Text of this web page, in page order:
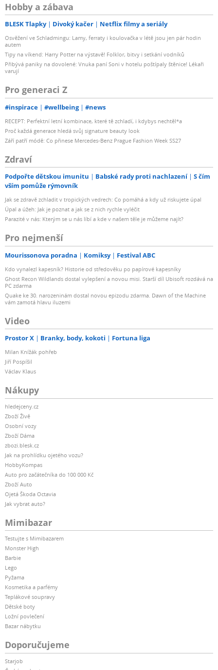
Hobby a zábava
BLESK Tlapky Divoký kačer Netflix filmy a seriály
Osvěžení ve Schladmingu: Lamy, ferraty i koulovačka v létě jsou jen pár hodin
autem
Tipy na víkend: Harry Potter na výstavě! Folklor, bitvy i setkání vodníků
Přibývá paniky na dovolené: Vnuka paní Soni v hotelu poštípaly štěnice! Lékaři
varují
Pro generaci Z
#inspirace #wellbeing #news
RECEPT: Perfektní letní kombinace, které tě zchladí, i kdybys nechtěl*a
Proč každá generace hledá svůj signature beauty look
Září patří módě: Co přinese Mercedes-Benz Prague Fashion Week SS27
Zdraví
Podpořte dětskou imunitu Babské rady proti nachlazení
S čím
vším pomůže rýmovník
Jak se zdravě zchladit v tropických vedrech: Co pomáhá a kdy už riskujete úpal
Úpal a úžeh: Jak je poznat a jak se z nich rychle vyléčit
Parazité v nás: Kterým se u nás líbí a kde v našem těle je můžeme najít?
Pro nejmenší
Mourissonova poradna Komiksy Festival ABC
Kdo vynalezl kapesník? Historie od středověku po papírové kapesníky
Ghost Recon Wildlands dostal vylepšení a novou misi. Starší díl Ubisoft rozdává na
PC zdarma
Quake ke 30. narozeninám dostal novou epizodu zdarma. Dawn of the Machine
vám zamotá hlavu iluzemi
Video
Prostor X Branky, body, kokoti Fortuna liga
Milan Knížák pohřeb
Jiří Pospíšil
Václav Klaus
Nákupy
hledejceny.cz
Zboží Živě
Osobní vozy
Zboží Dáma
zbozi.blesk.cz
Jak na prohlídku ojetého vozu?
HobbyKompas
Auto pro začátečníka do 100 000 Kč
Zboží Auto
Ojetá Škoda Octavia
Jak vybrat auto?
Mimibazar
Testujte s Mimibazarem
Monster High
Barbie
Lego
Pyžama
Kosmetika a parfémy
Teplákové soupravy
Dětské boty
Ložní povlečení
Bazar nábytku
Doporučujeme
Starjob